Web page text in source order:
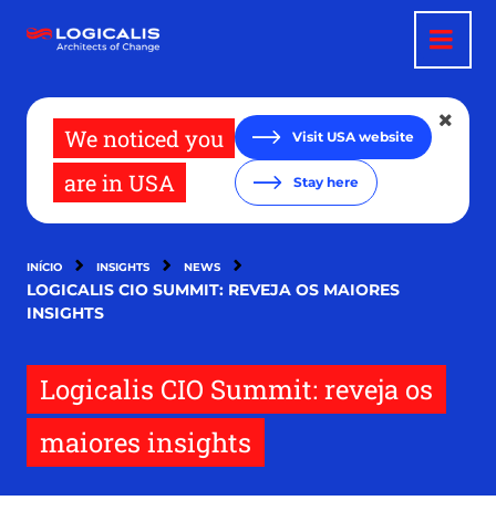
para
We noticed you
are in USA
Visit USA website
Stay here
INÍCIO INSIGHTS NEWS
LOGICALIS CIO SUMMIT: REVEJA OS MAIORES
INSIGHTS
Logicalis CIO Summit: reveja os
maiores insights